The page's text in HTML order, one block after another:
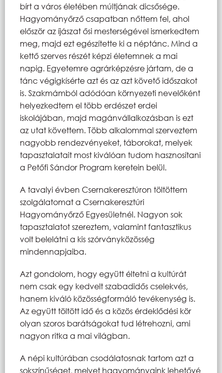
bírt a város életében múltjának dicsősége.
Hagyományőrző csapatban nőttem fel, ahol
először az íjászat ősi mesterségével ismerkedtem
meg, majd ezt egészítette ki a néptánc. Mind a
kettő szerves részét képzi életemnek a mai
napig. Egyetemre agrárképzésre jártam, de a
tánc végigkísérte azt és az azt követő időszakot
is. Szakmámból adódóan környezeti nevelőként
helyezkedtem el több erdészet erdei
iskolájában, majd magánvállalkozásban is ezt
az utat követtem. Több alkalommal szerveztem
nagyobb rendezvényeket, táborokat, melyek
tapasztalatait most kiválóan tudom hasznosítani
a Petőfi Sándor Program keretein belül.
A tavalyi évben Csernakeresztúron töltöttem
szolgálatomat a Csernakeresztúri
Hagyományőrző Egyesületnél. Nagyon sok
tapasztalatot szereztem, valamint fantasztikus
volt belelátni a kis szórványközösség
mindennapjaiba.
Azt gondolom, hogy együtt éltetni a kultúrát
nem csak egy kedvelt szabadidős cselekvés,
hanem kiváló közösségformáló tevékenység is.
Az együtt töltött idő és a közös érdeklődési kör
olyan szoros barátságokat tud létrehozni, ami
nagyon ritka a mai világban.
A népi kultúrában csodálatosnak tartom azt a
sokszínűséget, melyet hagyományaink lehetővé